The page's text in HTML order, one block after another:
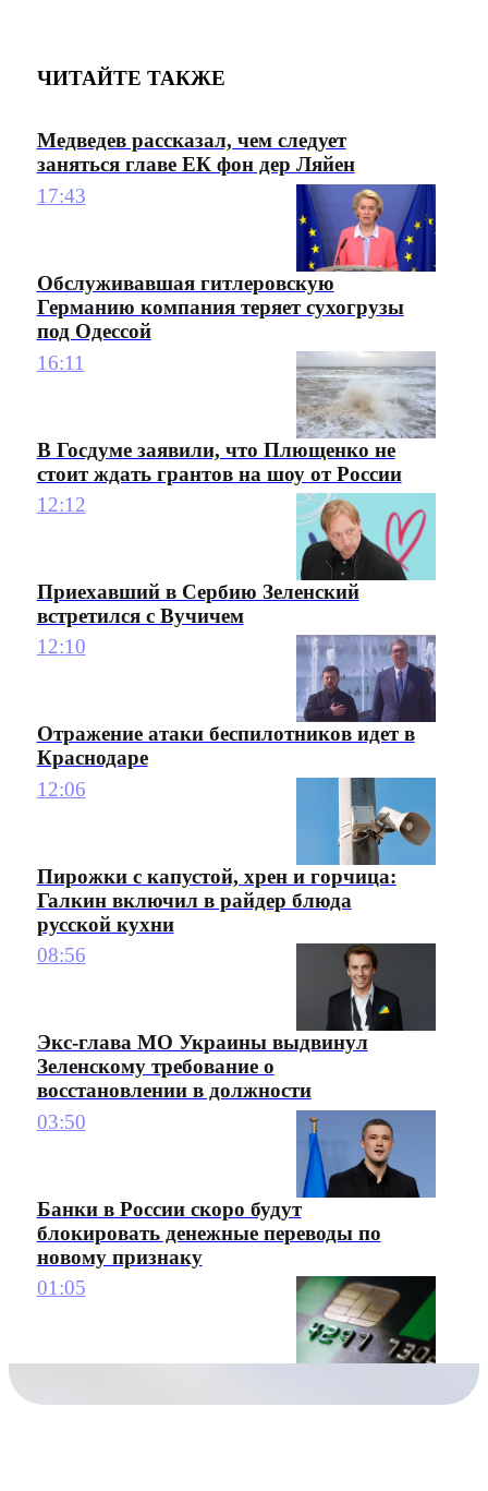
ЧИТАЙТЕ ТАКЖЕ
Медведев рассказал, чем следует
заняться главе ЕК фон дер Ляйен
17:43
Обслуживавшая гитлеровскую
Германию компания теряет сухогрузы
под Одессой
16:11
В Госдуме заявили, что Плющенко не
стоит ждать грантов на шоу от России
12:12
Приехавший в Сербию Зеленский
встретился с Вучичем
12:10
Отражение атаки беспилотников идет в
Краснодаре
12:06
Пирожки с капустой, хрен и горчица:
Галкин включил в райдер блюда
русской кухни
08:56
Экс-глава МО Украины выдвинул
Зеленскому требование о
восстановлении в должности
03:50
Банки в России скоро будут
блокировать денежные переводы по
новому признаку
01:05